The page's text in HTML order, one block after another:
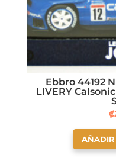
Ebbro 44192
LIVERY
₡
AÑADIR